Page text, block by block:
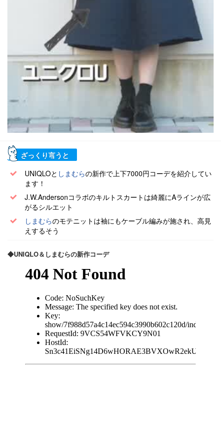
ざっくり言うと
UNIQLOと しまむらの新作で上下7000円コーデを紹介してい
ます！
J.W.Andersonコラボのキルトスカートは綺麗にAラインが広
がるシルエット
しまむらのモテニットは袖にもケーブル編みが施され、高見
えするそう
◆UNIQLO＆しまむらの新作コーデ